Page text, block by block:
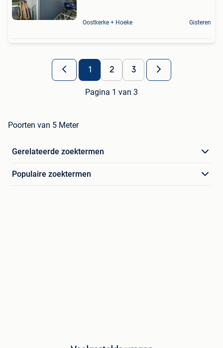
Oostkerke + Hoeke Gisteren
1 2 3
Pagina 1 van 3
Poorten van 5 Meter
Gerelateerde zoektermen
Populaire zoektermen